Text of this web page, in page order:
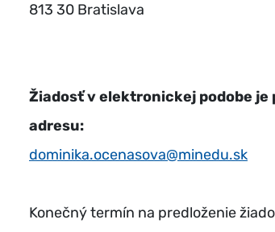
813 30 Bratislava
Žiadosť v elektronickej podobe je
adresu:
dominika.ocenasova@minedu.sk
Konečný termín na predloženie